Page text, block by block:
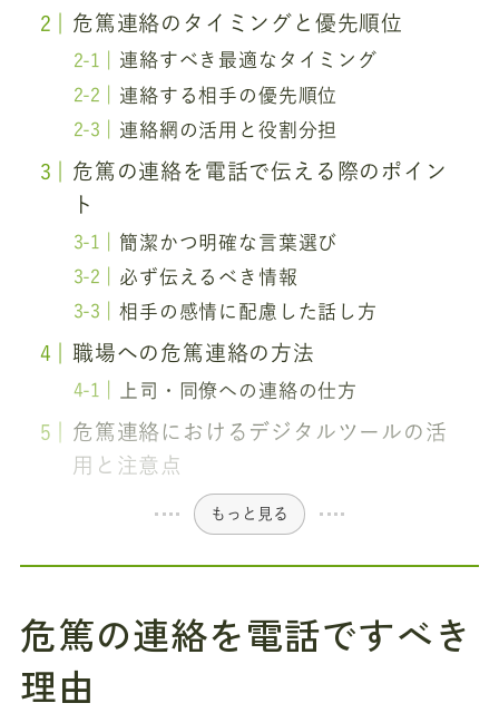
危篤連絡のタイミングと優先順位
連絡すべき最適なタイミング
連絡する相手の優先順位
連絡網の活用と役割分担
危篤の連絡を電話で伝える際のポイン
ト
簡潔かつ明確な言葉選び
必ず伝えるべき情報
相手の感情に配慮した話し方
職場への危篤連絡の方法
上司・同僚への連絡の仕方
危篤連絡におけるデジタルツールの活
用と注意点
もっと見る
危篤の連絡を電話ですべき
理由